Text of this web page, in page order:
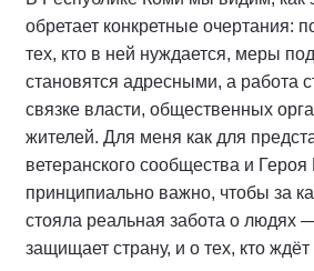
обретает конкретные очертания:
тех, кто в ней нуждается, меры
становятся адресными, а работа
связке власти, общественных
жителей. Для меня как для
ветеранского сообщества и Героя
принципиально важно, чтобы за
стояла реальная забота о людях
защищает страну, и о тех, кто